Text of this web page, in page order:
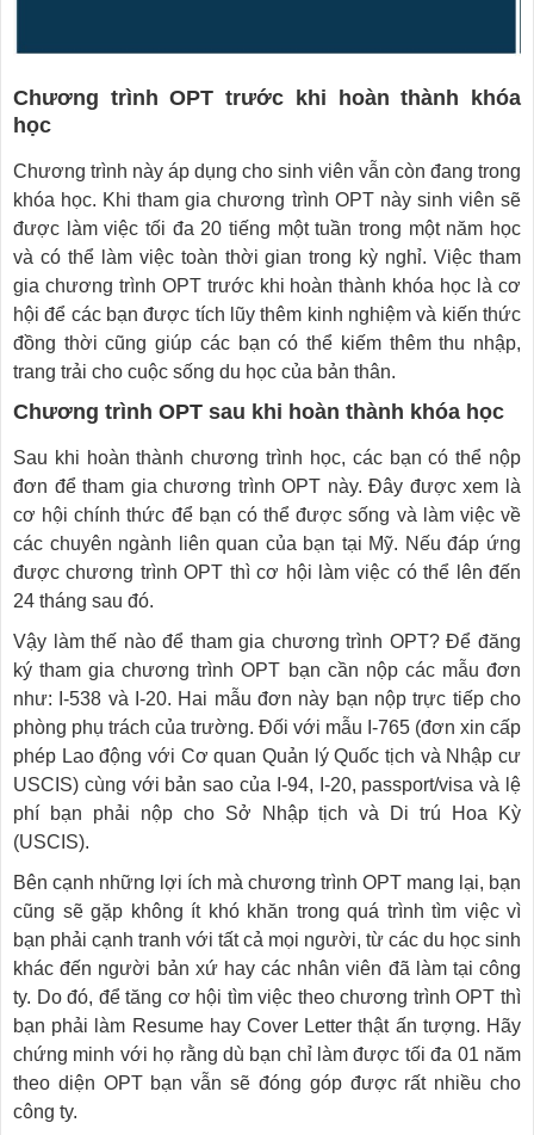
Chương trình OPT trước khi hoàn thành khóa
học
Chương trình này áp dụng cho sinh viên vẫn còn đang trong
khóa học. Khi tham gia chương trình OPT này sinh viên sẽ
được làm việc tối đa 20 tiếng một tuần trong một năm học
và có thể làm việc toàn thời gian trong kỳ nghỉ. Việc tham
gia chương trình OPT trước khi hoàn thành khóa học là cơ
hội để các bạn được tích lũy thêm kinh nghiệm và kiến thức
đồng thời cũng giúp các bạn có thể kiếm thêm thu nhập,
trang trải cho cuộc sống du học của bản thân.
Chương trình OPT sau khi hoàn thành khóa học
Sau khi hoàn thành chương trình học, các bạn có thể nộp
đơn để tham gia chương trình OPT này. Đây được xem là
cơ hội chính thức để bạn có thể được sống và làm việc về
các chuyên ngành liên quan của bạn tại Mỹ. Nếu đáp ứng
được chương trình OPT thì cơ hội làm việc có thể lên đến
24 tháng sau đó.
Vậy làm thế nào để tham gia chương trình OPT? Để đăng
ký tham gia chương trình OPT bạn cần nộp các mẫu đơn
như: I-538 và I-20. Hai mẫu đơn này bạn nộp trực tiếp cho
phòng phụ trách của trường. Đối với mẫu I-765 (đơn xin cấp
phép Lao động với Cơ quan Quản lý Quốc tịch và Nhập cư
USCIS) cùng với bản sao của I-94, I-20, passport/visa và lệ
phí bạn phải nộp cho Sở Nhập tịch và Di trú Hoa Kỳ
(USCIS).
Bên cạnh những lợi ích mà chương trình OPT mang lại, bạn
cũng sẽ gặp không ít khó khăn trong quá trình tìm việc vì
bạn phải cạnh tranh với tất cả mọi người, từ các du học sinh
khác đến người bản xứ hay các nhân viên đã làm tại công
ty. Do đó, để tăng cơ hội tìm việc theo chương trình OPT thì
bạn phải làm Resume hay Cover Letter thật ấn tượng. Hãy
chứng minh với họ rằng dù bạn chỉ làm được tối đa 01 năm
theo diện OPT bạn vẫn sẽ đóng góp được rất nhiều cho
công ty.